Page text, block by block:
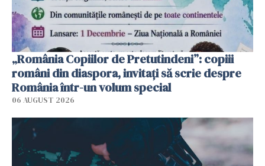
„România Copiilor de Pretutindeni”: copiii
români din diaspora, invitați să scrie despre
România într-un volum special
06 AUGUST 2026